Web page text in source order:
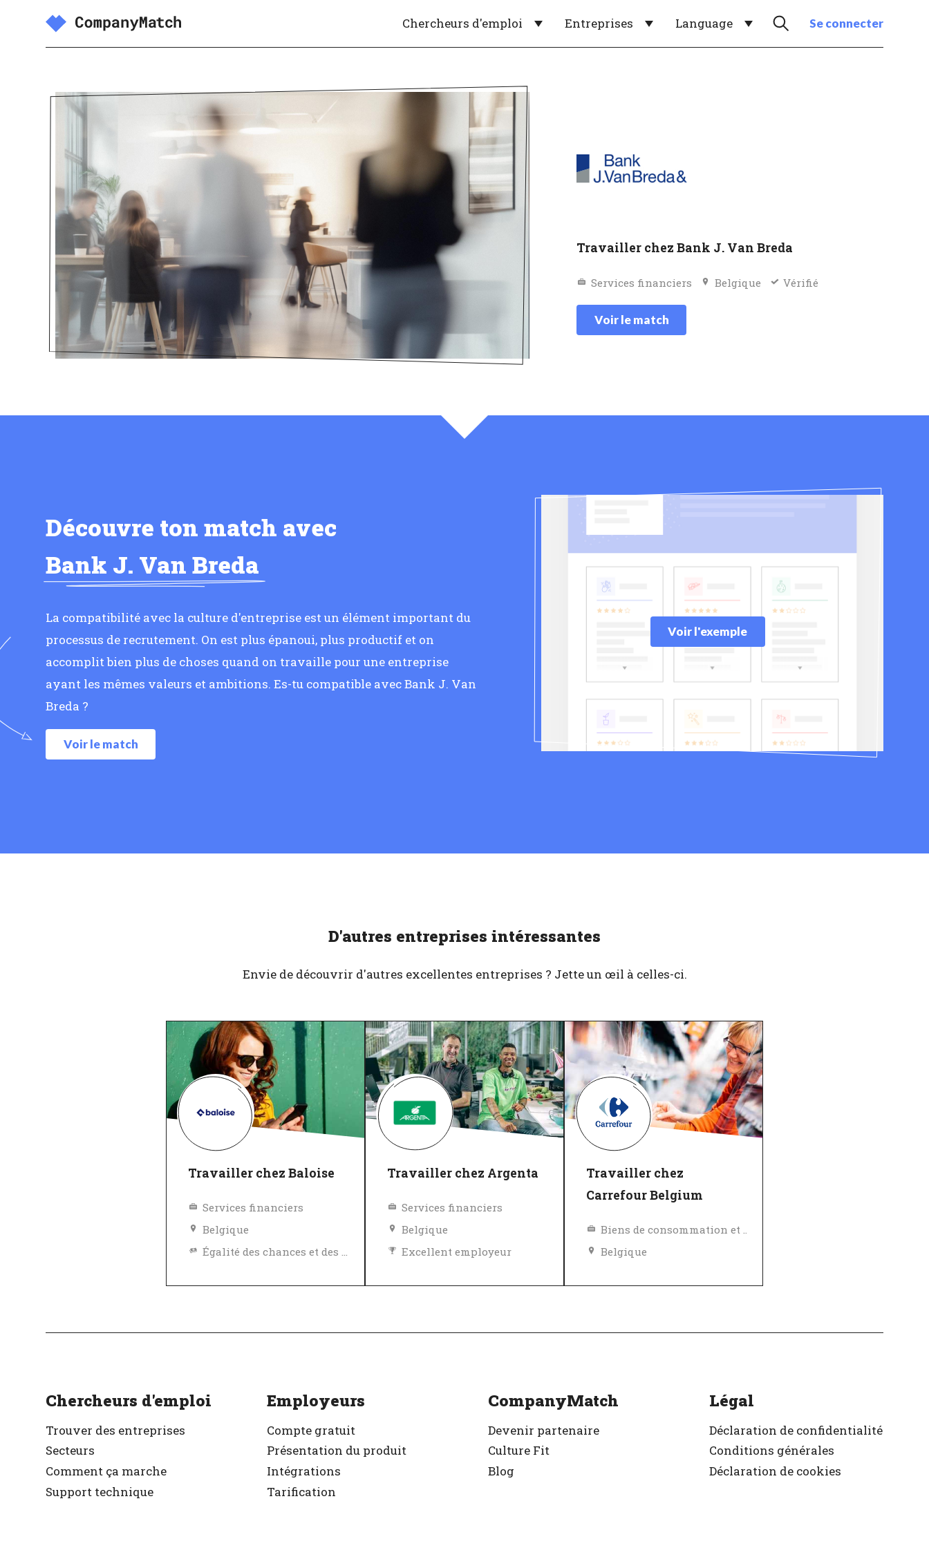
Chercheurs d'emploi Entreprises Language Se connecter
Travailler chez Bank J. Van Breda
Services financiers Belgique Vérifié
Voir le match
Découvre ton match avec
Bank J. Van Breda
La compatibilité avec la culture d'entreprise est un élément important du
processus de recrutement. On est plus épanoui, plus productif et on
accomplit bien plus de choses quand on travaille pour une entreprise
ayant les mêmes valeurs et ambitions. Es-tu compatible avec Bank J. Van
Breda ?
Voir le match
Voir l'exemple
D'autres entreprises intéressantes
Envie de découvrir d'autres excellentes entreprises ? Jette un œil à celles-ci.
Travailler chez Baloise
Services financiers
Belgique
Égalité des chances et des avantages
Travailler chez Argenta
Services financiers
Belgique
Excellent employeur
Travailler chez
Carrefour Belgium
Biens de consommation et Vente au détail
Belgique
Chercheurs d'emploi
Trouver des entreprises
Secteurs
Comment ça marche
Support technique
Employeurs
Compte gratuit
Présentation du produit
Intégrations
Tarification
CompanyMatch
Devenir partenaire
Culture Fit
Blog
Légal
Déclaration de confidentialité
Conditions générales
Déclaration de cookies